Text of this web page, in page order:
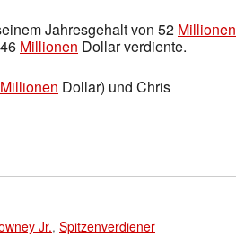
Jahresgehalt von 52 Millionen
Millionen Dollar verdiente.
Millionen Dollar) und Chris
Jr., Spitzenverdiener